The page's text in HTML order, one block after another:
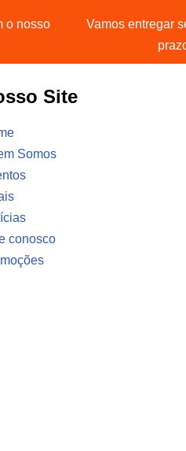
o nosso
Vamos entregar
Site
Somos
conosco